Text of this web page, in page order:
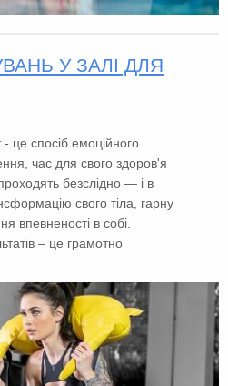
У ЗАЛІ ДЛЯ
- це спосіб емоційного
час для свого здоров'я
безслідно — і в
свого тіла, гарну
впевненості в собі.
– це грамотно